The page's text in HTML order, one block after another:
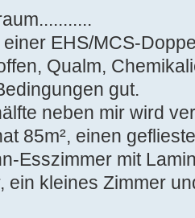
EHS/MCS-
Qualm,
gut.
neben mir wird
85m², einen
Esszimmer mit
ein kleines Zimmer